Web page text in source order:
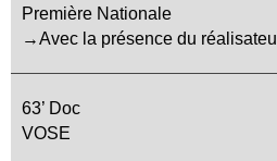
Première Nationale
→Avec la présence du réalisateu
63’ Doc
VOSE